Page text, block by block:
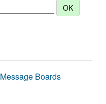
Message Boards